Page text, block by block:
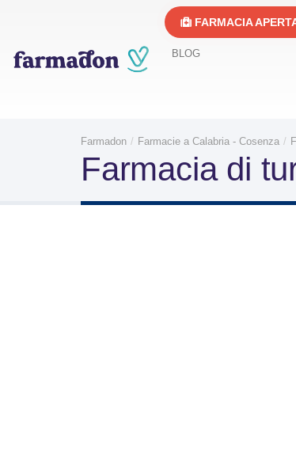
FARMACIA
BLOG
Farmadon Farmacie a Calabria - Cosenza
Farmacia di